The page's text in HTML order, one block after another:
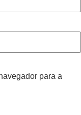
para a